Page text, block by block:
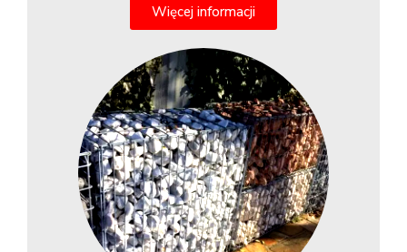
Więcej informacji